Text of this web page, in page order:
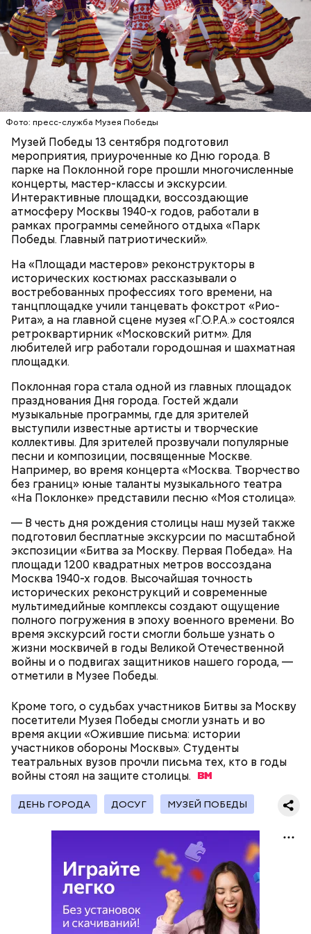
Фото: пресс-служба Музея Победы
Музей Победы 13 сентября подготовил
мероприятия, приуроченные ко Дню города. В
парке на Поклонной горе прошли многочисленные
концерты, мастер-классы и экскурсии.
Интерактивные площадки, воссоздающие
атмосферу Москвы 1940-х годов, работали в
рамках программы семейного отдыха «Парк
Победы. Главный патриотический».
На «Площади мастеров» реконструкторы в
исторических костюмах рассказывали о
востребованных профессиях того времени, на
танцплощадке учили танцевать фокстрот «Рио-
Рита», а на главной сцене музея «Г.О.Р.А.» состоялся
ретроквартирник «Московский ритм». Для
любителей игр работали городошная и шахматная
площадки.
Поклонная гора стала одной из главных площадок
празднования Дня города. Гостей ждали
музыкальные программы, где для зрителей
выступили известные артисты и творческие
коллективы. Для зрителей прозвучали популярные
песни и композиции, посвященные Москве.
Например, во время концерта «Москва. Творчество
без границ» юные таланты музыкального театра
«На Поклонке» представили песню «Моя столица».
— В честь дня рождения столицы наш музей также
подготовил бесплатные экскурсии по масштабной
экспозиции «Битва за Москву. Первая Победа». На
площади 1200 квадратных метров воссоздана
Москва 1940-х годов. Высочайшая точность
исторических реконструкций и современные
мультимедийные комплексы создают ощущение
полного погружения в эпоху военного времени. Во
время экскурсий гости смогли больше узнать о
жизни москвичей в годы Великой Отечественной
войны и о подвигах защитников нашего города, —
отметили в Музее Победы.
Кроме того, о судьбах участников Битвы за Москву
посетители Музея Победы смогли узнать и во
время акции «Ожившие письма: истории
участников обороны Москвы». Студенты
театральных вузов прочли письма тех, кто в годы
войны стоял на защите столицы.
ДЕНЬ ГОРОДА ДОСУГ МУЗЕЙ ПОБЕДЫ
На главной странице сайтаkarta.mos.ruможно
найти тематические подборки скидок и самые
выгодные предложения, которые доступны на
данный момент.
В разделе «Каталог» представлены все
предложения партнеров. В нем можно включить
сортировку по типам льготы, интересующим
товарам и услугам, брендам, станциям метро и
другим.
Также существует раздел «Стать партнером»,
который будет полезен представителям бизнеса. В
нем можно найти информацию о том, какие
преимущества дает предпринимателям участие в
программе лояльности. Там же можно заполнить и
отправить заявку на присоединение к ней.
Кто может получить карту москвича
Где проходит
Маршрут зеленого кольца проходит через:
Ботанический сад РАН;
ВДНХ;
Лосиный Остров;
Измайловский парк;
Кемеровский лесопарк;
Парк Кузьминки;
Парк 850-летия Москвы;
Братеевскую пойму;
Борисовские пруды;
Царицыно;
Битцевский лес;
Теплый Стан;
Парк победы;
Долину реки Сетунь;
Парк Фили;
Парк Покровское-Стрешнево;
Тимирязевский парк.
Карта маршрута
Фото: Пресс-служба ЦОДД
«Кинематографическая лужа»:
булгаковед — о новой
экранизации «Мастера и
Маргариты»
В Большом Гнездниковском переулке Мастер
впервые увидел Маргариту с букетом мимоз в
руках. Именно здесь в доме № 10, где было
московское отделение газеты «Накануне», работал
Михаил Булгаков. Кстати, этот дом упоминается в
сборнике писателя «Дьяволиада» и очерке «Сорок
сороков».
Исследователи считают, что в Большом
Гнездниковском переулке Михаил Булгаков
впервые увидел Елену Шиловскую. Она была его
третьей женой и хранительницей литературного
наследия писателя. Они познакомились в доме №
10, когда были в гостях у общих друзей. Они сразу
влюбились друг в друга, несмотря на то, что оба на
тот момент состояли в браке.
Дом Грибоедова
Метароман не для всех: чем
удивит новая экранизация
«Мастера и Маргариты»